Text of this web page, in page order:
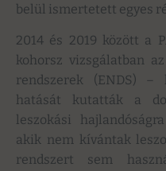
belül ismertetett egyes
2014 és 2019 között a
kohorsz vizsgálatban
rendszerek (ENDS) –
hatását kutatták a
leszokási
akik nem kívántak
rendszert sem